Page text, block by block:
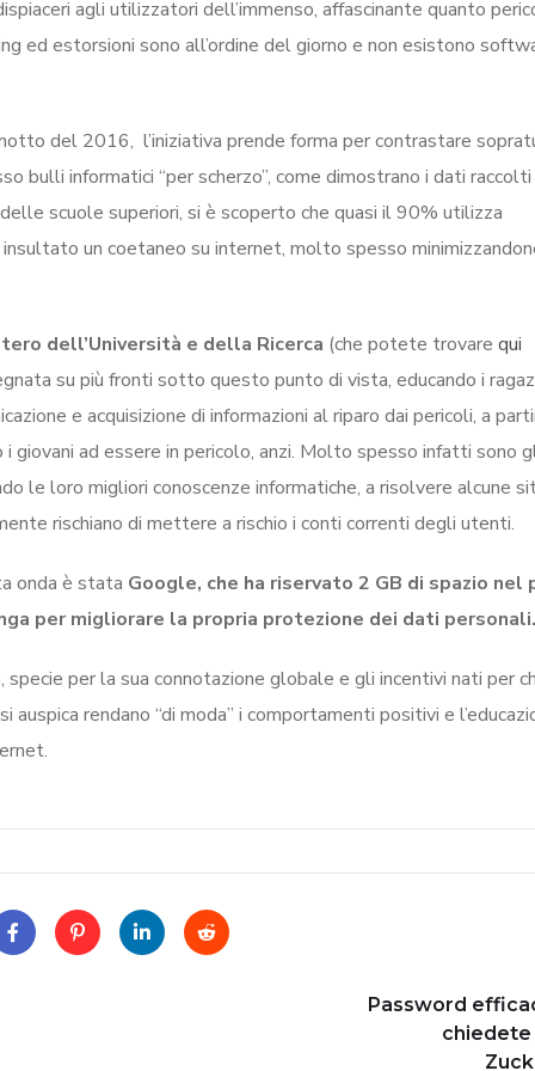
agli utilizzatori dell’immenso, affascinante quanto
ed estorsioni sono all’ordine del giorno e non esistono
del 2016, l’iniziativa prende forma per contrastare
bulli informatici “per scherzo”, come dimostrano i dati
scuole superiori, si è scoperto che quasi il 90% utilizza
un coetaneo su internet, molto spesso
dell’Università e della Ricerca (che potete trovare qui
su più fronti sotto questo punto di vista, educando i
e acquisizione di informazioni al riparo dai pericoli, a
giovani ad essere in pericolo, anzi. Molto spesso infatti sono
le loro migliori conoscenze informatiche, a risolvere alcune
rischiano di mettere a rischio i conti correnti degli utenti.
onda è stata Google, che ha riservato 2 GB di spazio nel
per migliorare la propria protezione dei dati personali.
per la sua connotazione globale e gli incentivi nati per
rendano “di moda” i comportamenti positivi e
Password
chiedete